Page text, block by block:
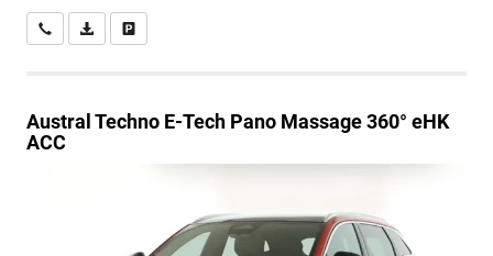
Wir rufen Sie anPDF-Datei, Fahrzeugexposé drucken
AustralTechno E-Tech Pano Massage 360° eHK
ACC